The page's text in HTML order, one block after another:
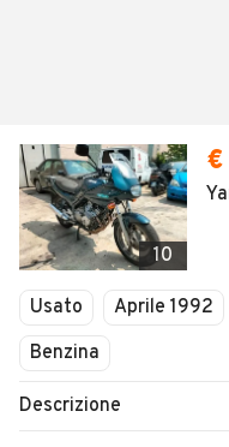
10
Usato Aprile 1992
Benzina
Descrizione